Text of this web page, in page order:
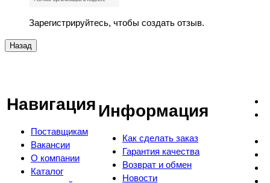
Зарегистрируйтесь, чтобы создать отзыв.
Навигация
Поставщикам
Вакансии
О компании
Каталог
Информация
Как сделать заказ
Гарантия качества
Возврат и обмен
Новости